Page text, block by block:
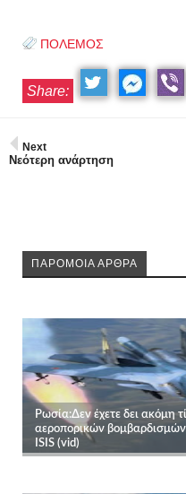
ΠΟΛΕΜΟΣ
Share:
Next
Νεότερη ανάρτηση
ΠΑΡΟΜΟΙΑ ΑΡΘΡΑ